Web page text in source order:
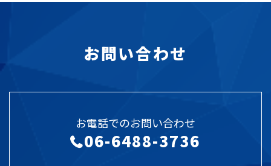
お問い合わせ
お電話でのお問い合わせ
06-6488-3736